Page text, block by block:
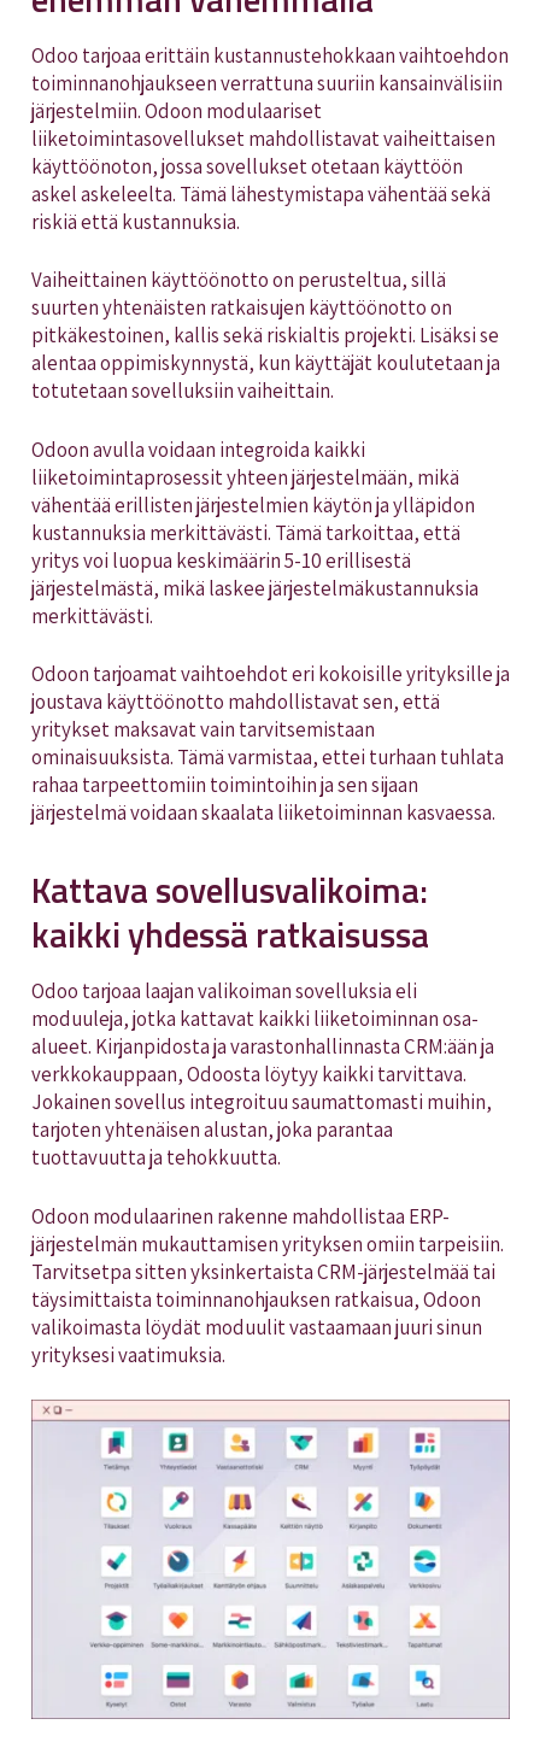
Odoo tarjoaa erittäin kustannustehokkaan vaihtoehdon
toiminnanohjaukseen verrattuna suuriin kansainvälisiin
järjestelmiin. Odoon modulaariset
liiketoimintasovellukset mahdollistavat vaiheittaisen
käyttöönoton, jossa sovellukset otetaan käyttöön
askel askeleelta. Tämä lähestymistapa vähentää sekä
riskiä että kustannuksia.
Vaiheittainen käyttöönotto on perusteltua, sillä
suurten yhtenäisten ratkaisujen käyttöönotto on
pitkäkestoinen, kallis sekä riskialtis projekti. Lisäksi se
alentaa oppimiskynnystä, kun käyttäjät koulutetaan ja
totutetaan sovelluksiin vaiheittain.
Odoon avulla voidaan integroida kaikki
liiketoimintaprosessit yhteen järjestelmään, mikä
vähentää erillisten järjestelmien käytön ja ylläpidon
kustannuksia merkittävästi. Tämä tarkoittaa, että
yritys voi luopua keskimäärin 5-10 erillisestä
järjestelmästä, mikä laskee järjestelmäkustannuksia
merkittävästi.
Odoon tarjoamat vaihtoehdot eri kokoisille yrityksille ja
joustava käyttöönotto mahdollistavat sen, että
yritykset maksavat vain tarvitsemistaan
ominaisuuksista. Tämä varmistaa, ettei turhaan tuhlata
rahaa tarpeettomiin toimintoihin ja sen sijaan
järjestelmä voidaan skaalata liiketoiminnan kasvaessa.
Kattava sovellusvalikoima:
kaikki yhdessä ratkaisussa
Odoo tarjoaa laajan valikoiman sovelluksia eli
moduuleja, jotka kattavat kaikki liiketoiminnan osa-
alueet. Kirjanpidosta ja varastonhallinnasta CRM:ään ja
verkkokauppaan, Odoosta löytyy kaikki tarvittava.
Jokainen sovellus integroituu saumattomasti muihin,
tarjoten yhtenäisen alustan, joka parantaa
tuottavuutta ja tehokkuutta.
Odoon modulaarinen rakenne mahdollistaa ERP-
järjestelmän mukauttamisen yrityksen omiin tarpeisiin.
Tarvitsetpa sitten yksinkertaista CRM-järjestelmää tai
täysimittaista toiminnanohjauksen ratkaisua, Odoon
valikoimasta löydät moduulit vastaamaan juuri sinun
yrityksesi vaatimuksia.